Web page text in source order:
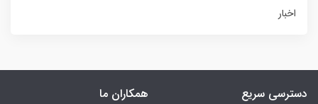
اخبار
دسترسی سریع همکاران ما